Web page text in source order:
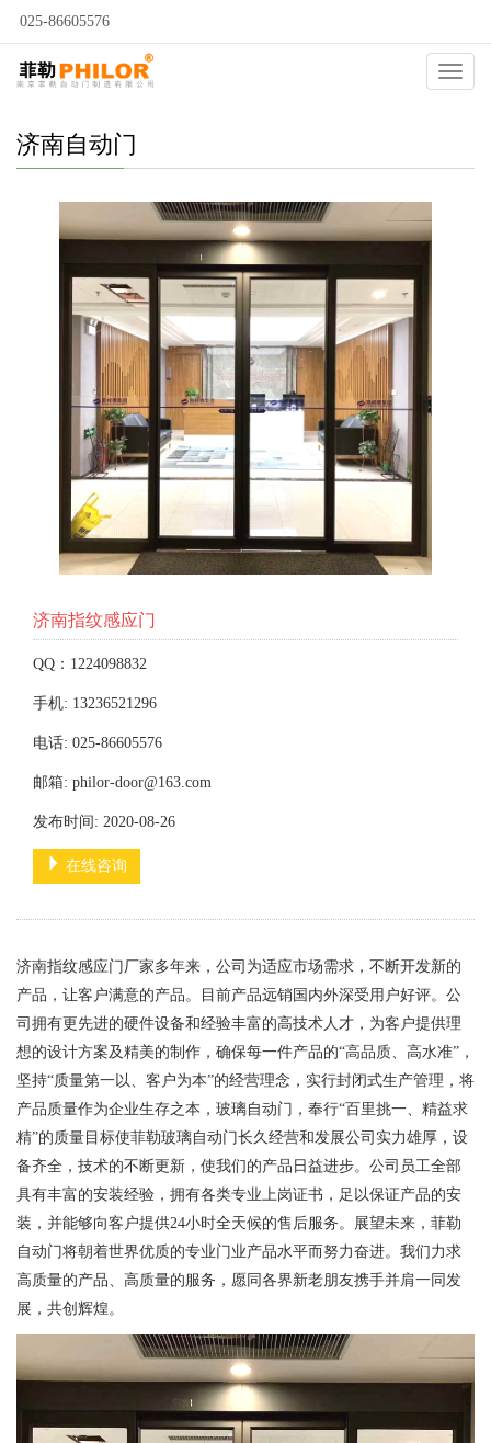
025-86605576
自动门
济南自动门
济南指纹感应门
QQ：1224098832
手机: 13236521296
电话: 025-86605576
邮箱: philor-door@163.com
发布时间: 2020-08-26
在线咨询
济南指纹感应门厂家多年来，公司为适应市场需求，不断开发新的
产品，让客户满意的产品。目前产品远销国内外深受用户好评。公
司拥有更先进的硬件设备和经验丰富的高技术人才，为客户提供理
想的设计方案及精美的制作，确保每一件产品的“高品质、高水准”，
坚持“质量第一以、客户为本”的经营理念，实行封闭式生产管理，将
产品质量作为企业生存之本，玻璃自动门，奉行“百里挑一、精益求
精”的质量目标使菲勒玻璃自动门长久经营和发展公司实力雄厚，设
备齐全，技术的不断更新，使我们的产品日益进步。公司员工全部
具有丰富的安装经验，拥有各类专业上岗证书，足以保证产品的安
装，并能够向客户提供24小时全天候的售后服务。展望未来，菲勒
自动门将朝着世界优质的专业门业产品水平而努力奋进。我们力求
高质量的产品、高质量的服务，愿同各界新老朋友携手并肩一同发
展，共创辉煌。